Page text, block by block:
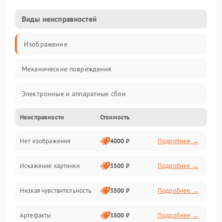
Виды неисправностей
Изображение
Механические повреждения
Электронные и аппаратные сбои
Неисправности сенсора и оптики
Программные ошибки
Электропитание
Измерения
Матрица
Неисправности Стоимость
Нет изображения 4000 ₽ Подробнее →
Искажение картинки 3500 ₽ Подробнее →
Низкая чувствительность 3500 ₽ Подробнее →
Артефакты 3500 ₽ Подробнее →